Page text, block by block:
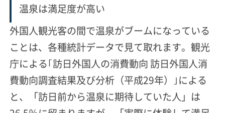
温泉は満足度が高い
外国人観光客の間で温泉がブームになっている
ことは、各種統計データで見て取れます。観光
庁による｢訪日外国人の消費動向 訪日外国人消
費動向調査結果及び分析（平成29年）｣による
と、「訪日前から温泉に期待していた人」は